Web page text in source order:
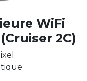
WiFi
2C)